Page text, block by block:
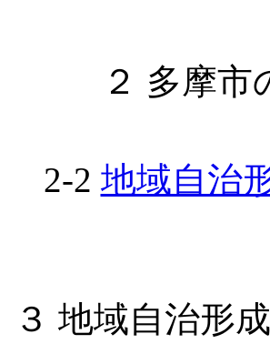
２ 多摩
2-2 地域自治
３ 地域自治形